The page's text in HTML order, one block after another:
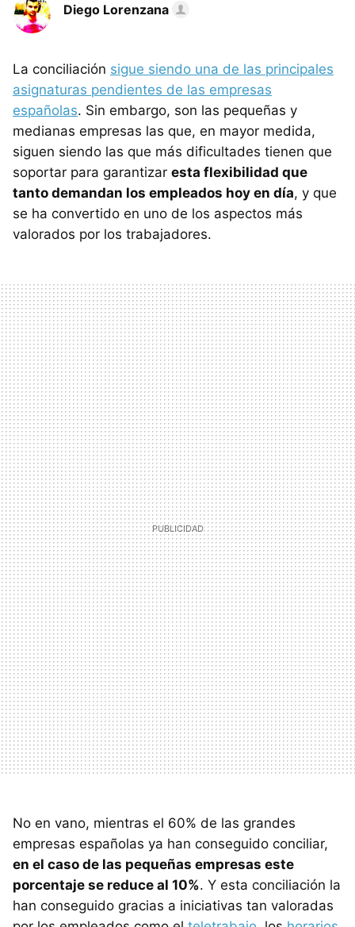
Diego Lorenzana
La conciliación sigue siendo una de las principales
asignaturas pendientes de las empresas
españolas. Sin embargo, son las pequeñas y
medianas empresas las que, en mayor medida,
siguen siendo las que más dificultades tienen que
soportar para garantizar esta flexibilidad que
tanto demandan los empleados hoy en día, y que
se ha convertido en uno de los aspectos más
valorados por los trabajadores.
No en vano, mientras el 60% de las grandes
empresas españolas ya han conseguido conciliar,
en el caso de las pequeñas empresas este
porcentaje se reduce al 10%. Y esta conciliación la
han conseguido gracias a iniciativas tan valoradas